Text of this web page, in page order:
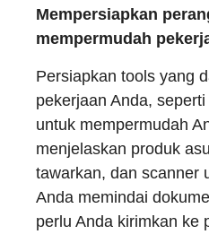
Mempersiapkan
mempermudah
Persiapkan tools yang
pekerjaan Anda,
untuk mempermudah
menjelaskan produk
tawarkan, dan scanner
Anda memindai
perlu Anda kirimkan ke